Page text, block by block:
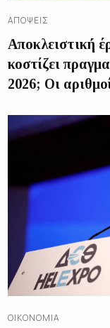
ΑΠΌΨΕΙΣ
Αποκλειστική
κοστίζει
2026; Οι
ΟΙΚΟΝΟΜΊΑ